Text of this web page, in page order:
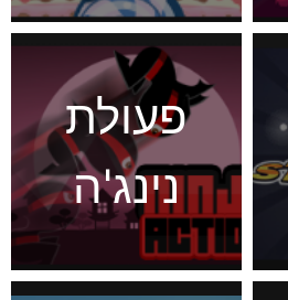
פעולת
נינג'ה